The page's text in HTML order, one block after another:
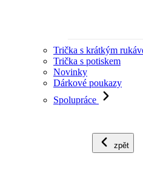
Trička s krátkým
Trička s potiskem
Novinky
Dárkové poukazy
Spolupráce
zpět